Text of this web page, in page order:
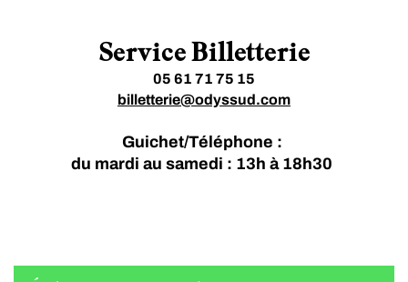
Service Billetterie
05 61 71 75 15
billetterie@odyssud.com
Guichet/Téléphone :
du mardi au samedi : 13h à 18h30